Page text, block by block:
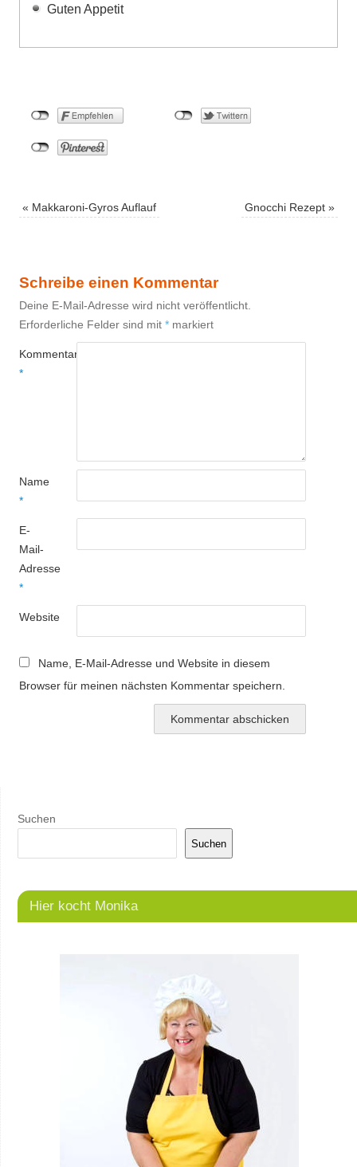
Guten Appetit
« Makkaroni-Gyros Auflauf Gnocchi Rezept »
Schreibe einen Kommentar
Deine E-Mail-Adresse wird nicht veröffentlicht.
Erforderliche Felder sind mit * markiert
Kommentar
*
Name
*
E-
Mail-
Adresse
*
Website
Name, E-Mail-Adresse und Website in diesem
Browser für meinen nächsten Kommentar speichern.
Suchen
Suchen
Hier kocht Monika